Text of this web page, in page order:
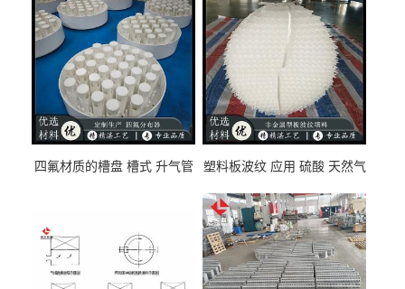
四氟材质的槽盘 槽式 升气管
塑料板波纹 应用 硫酸 天然气